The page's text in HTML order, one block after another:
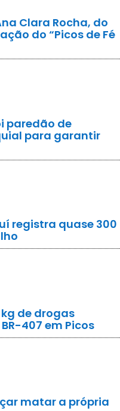
Clara Rocha, do
do “Picos de Fé
paredão de
para garantir
registra quase 300
de drogas
407 em Picos
matar a própria